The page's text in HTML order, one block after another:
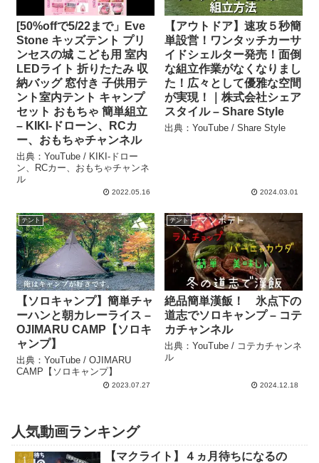
[50%offで5/22まで」Eve
Stone キッズテント プリ
ンセスの城 こども用 室内
LEDライト 折りたたみ 収
納バッグ 窓付き 子供用テ
ント室内テント キャンプ
セット おもちゃ 簡単組立
– KIKI-ドローン、RCカ
ー、おもちゃチャンネル
出典：YouTube / KIKI-ドロー
ン、RCカー、おもちゃチャンネ
ル
2022.05.16
【アウトドア】速攻５秒簡
単設営！ワンタッチカーサ
イドシェルター発売！面倒
な組立作業がなくなりまし
た！広々として優雅な空間
が実現！｜株式会社シェア
スタイル – Share Style
出典：YouTube / Share Style
2024.03.01
テント
【ソロキャンプ】簡単チャ
ーハンと朝カレーライス –
OJIMARU CAMP【ソロキ
ャンプ】
出典：YouTube / OJIMARU
CAMP【ソロキャンプ】
2023.07.27
テント
絶品簡単漢飯！ 氷点下の
道志でソロキャンプ – コテ
カチャンネル
出典：YouTube / コテカチャンネ
ル
2024.12.18
人気動画ランキング
【マクライト】４ヵ月待ちになるの